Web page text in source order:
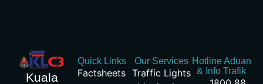
Kuala
Quick Links
Factsheets
Our Services
Traffic Lights
Hotline Aduan
& Info Trafik